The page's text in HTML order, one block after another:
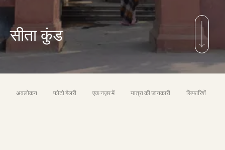
सीता कुंड
अवलोकन फोटो गैलरी एक नज़र में यात्रा की जानकारी सिफारिशें